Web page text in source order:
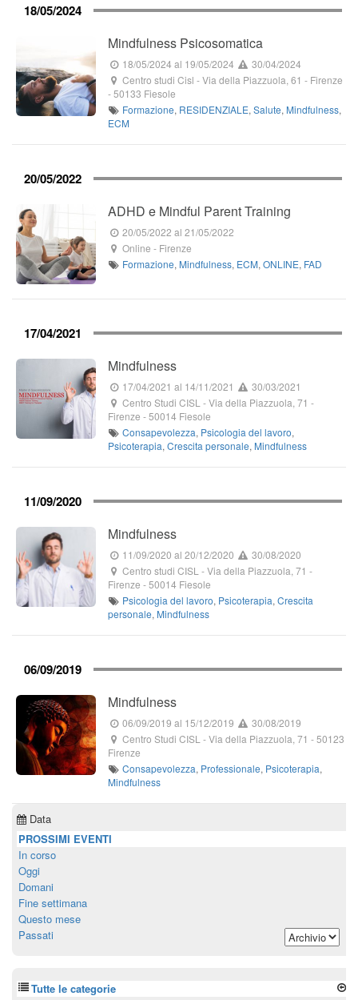
18/05/2024
Mindfulness Psicosomatica
18/05/2024 al 19/05/2024
30/04/2024
Centro studi Cisl -Via della Piazzuola, 61 - Firenze
-50133 Fiesole
Formazione, RESIDENZIALE,Salute, Mindfulness,
ECM
20/05/2022
ADHD e Mindful Parent Training
20/05/2022 al 21/05/2022
Online - Firenze
Formazione, Mindfulness, ECM,ONLINE, FAD
17/04/2021
Mindfulness
17/04/2021 al 14/11/2021
30/03/2021
Centro Studi CISL -Via della Piazzuola, 71 -
Firenze -50014 Fiesole
Consapevolezza, Psicologia del lavoro,
Psicoterapia, Crescita personale, Mindfulness
11/09/2020
Mindfulness
11/09/2020 al 20/12/2020
30/08/2020
Centro studi CISL -Via della Piazzuola, 71 -
Firenze -50014 Fiesole
Psicologia del lavoro, Psicoterapia,Crescita
personale, Mindfulness
06/09/2019
Mindfulness
06/09/2019 al 15/12/2019
30/08/2019
Centro Studi CISL -Via della Piazzuola, 71 -50123
Firenze
Consapevolezza, Professionale, Psicoterapia,
Mindfulness
Data
PROSSIMI EVENTI
In corso
Oggi
Domani
Fine settimana
Questo mese
Passati
Tutte le categorie